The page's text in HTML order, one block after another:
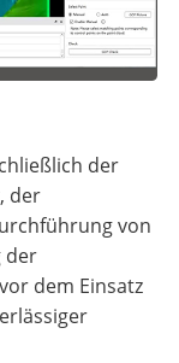
der
der
von
der
dem Einsatz